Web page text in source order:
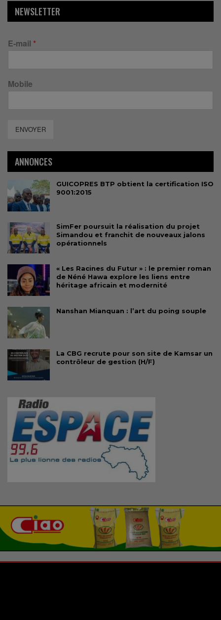
NEWSLETTER
E-mail *
Mobile
ENVOYER
ANNONCES
GUICOPRES BTP obtient la certification ISO
9001:2015
SimFer poursuit la réalisation du projet
Simandou et franchit de nouveaux jalons
opérationnels
« Les Racines du Futur » : le premier roman
de Néné Hawa explore les liens entre
héritage africain et modernité
Nanshan Mianquan : l’art du poing souple
La CBG recrute pour son site de Kamsar un
contrôleur de gestion (H/F)